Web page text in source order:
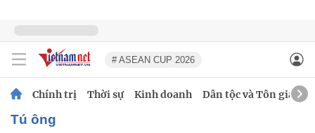
# ASEAN CUP 2026
Chính trị Thời sự Kinh doanh Dân tộc và Tôn giáo
tú ông